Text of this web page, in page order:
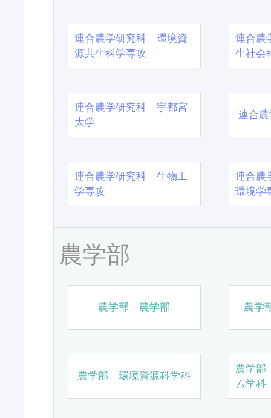
連合農学研究科 環境資
源共生科学専攻
連合農
生社会
連合農学研究科 宇都宮
大学
連合
連合農学研究科 生物工
学専攻
連合農
環境学
農学部
農学部 農学部 農学
農学部 環境資源科学科
農学
ム学科